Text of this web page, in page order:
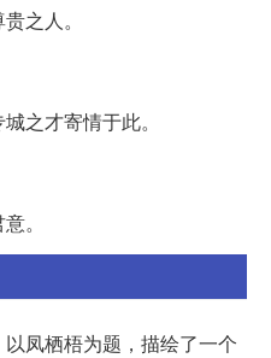
之人。
之才寄情于此。
。
凤栖梧为题，描绘了一个